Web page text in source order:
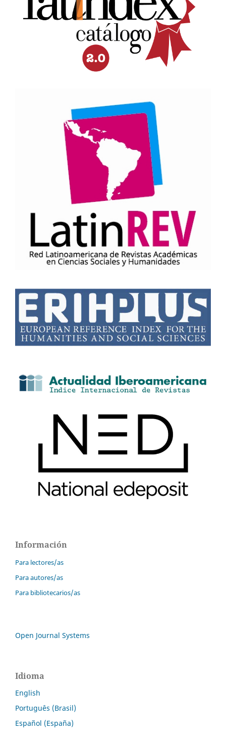
Información
Para lectores/as
Para autores/as
Para bibliotecarios/as
Open Journal Systems
Idioma
English
Português (Brasil)
Español (España)